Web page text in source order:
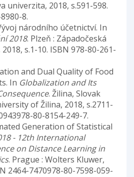
univerzita, 2018, s.591-598.
8.
národního účetnictví. In
2018. Plzeň : Západočeská
s.1-10. ISBN 978-80-261-
and Dual Quality of Food
In Globalization and Its
. Žilina, Slovak
of Žilina, 2018, s.2711-
80-8154-249-7.
Generation of Statistical
- 12th International
on Distance Learning in
. Prague : Wolters Kluwer,
2464-7470978-80-7598-059-